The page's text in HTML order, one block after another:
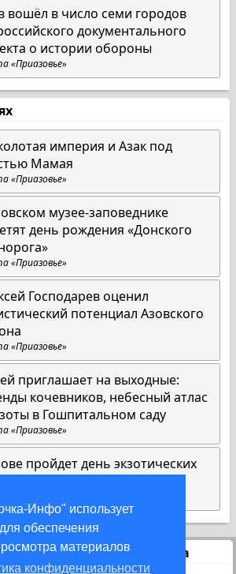
Инфо" использует
обеспечения
материалов
конфиденциальности
вошёл в число семи городов
документального
о истории обороны
«Приазовье»
империя и Азак под
Мамая
«Приазовье»
музее-заповеднике
день рождения «Донского
«Приазовье»
Господарев оценил
потенциал Азовского
«Приазовье»
приглашает на выходные:
кочевников, небесный атлас
в Гошпитальном саду
«Приазовье»
пройдет день экзотических
Статистика